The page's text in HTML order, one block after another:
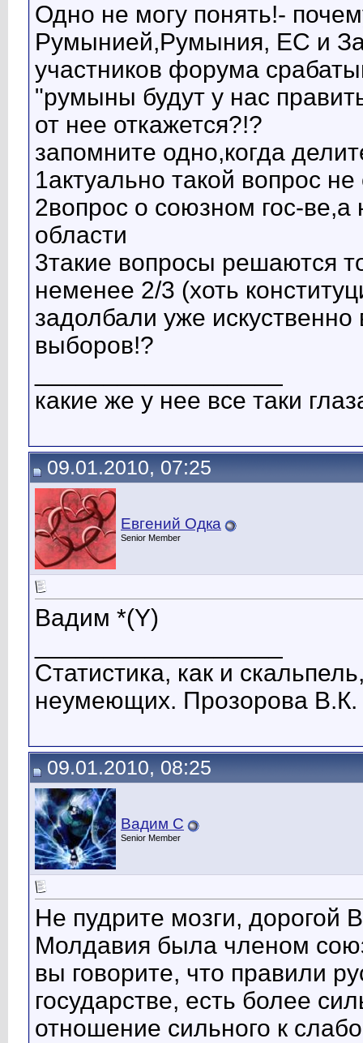
Одно не могу понять!-
Румынией,Румыния, ЕС и
участников форума
"румыны будут у нас
от нее откажется?!?
запомните одно,когда
1актуально такой вопрос не
2вопрос о союзном гос-ве,а
области
3такие вопросы решаются
неменее 2/3 (хоть
задолбали уже
выборов!?
какие же у нее все таки
09.01.2010, 07:25
Евгений Одка
Senior Member
Вадим *(Y)
Статистика, как и
неумеющих. Прозорова В.К.
09.01.2010, 08:25
Вадим С
Senior Member
Не пудрите мозги, дорогой
Молдавия была членом
вы говорите, что правили
государстве, есть более
отношение сильного к